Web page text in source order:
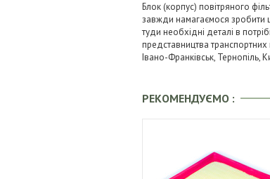
Блок (корпус) повітряного
завжди намагаємося
туди необхідні деталі в
представництва транспортних
Івано-Франківськ, Тернопіль,
РЕКОМЕНДУЄМО :